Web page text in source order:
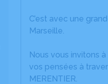
C’est avec une
Marseille.
Nous vous invitons
vos pensées à
MERENTIER.